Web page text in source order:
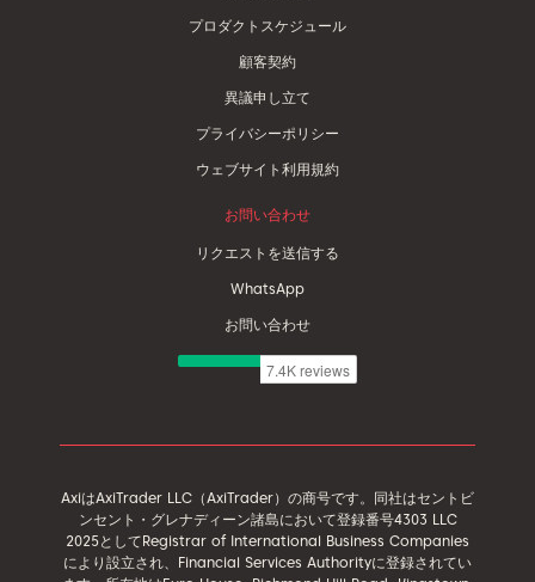
プロダクトスケジュール
顧客契約
異議申し立て
プライバシーポリシー
ウェブサイト利用規約
お問い合わせ
リクエストを送信する
WhatsApp
お問い合わせ
AxiはAxiTrader LLC（AxiTrader）の商号です。同社はセントビ
ンセント・グレナディーン諸島において登録番号4303 LLC
2025としてRegistrar of International Business Companies
により設立され、Financial Services Authorityに登録されてい